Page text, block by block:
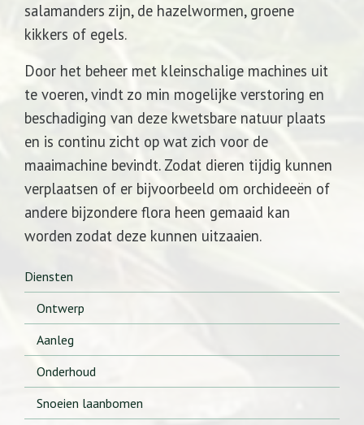
salamanders zijn, de hazelwormen, groene
kikkers of egels.
Door het beheer met kleinschalige machines uit
te voeren, vindt zo min mogelijke verstoring en
beschadiging van deze kwetsbare natuur plaats
en is continu zicht op wat zich voor de
maaimachine bevindt. Zodat dieren tijdig kunnen
verplaatsen of er bijvoorbeeld om orchideeën of
andere bijzondere flora heen gemaaid kan
worden zodat deze kunnen uitzaaien.
Diensten
Ontwerp
Aanleg
Onderhoud
Snoeien laanbomen